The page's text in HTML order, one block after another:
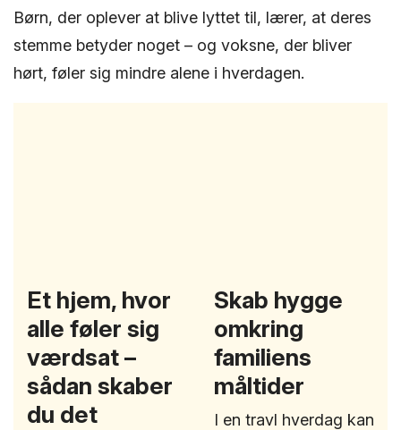
Børn, der oplever at blive lyttet til, lærer, at deres
stemme betyder noget – og voksne, der bliver
hørt, føler sig mindre alene i hverdagen.
Et hjem, hvor
alle føler sig
værdsat –
sådan skaber
du det
Skab hygge
omkring
familiens
måltider
I en travl hverdag kan